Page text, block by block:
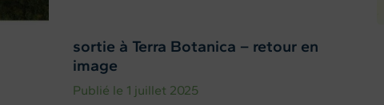
sortie à Terra Botanica – retour en
image
Publié le 1 juillet 2025